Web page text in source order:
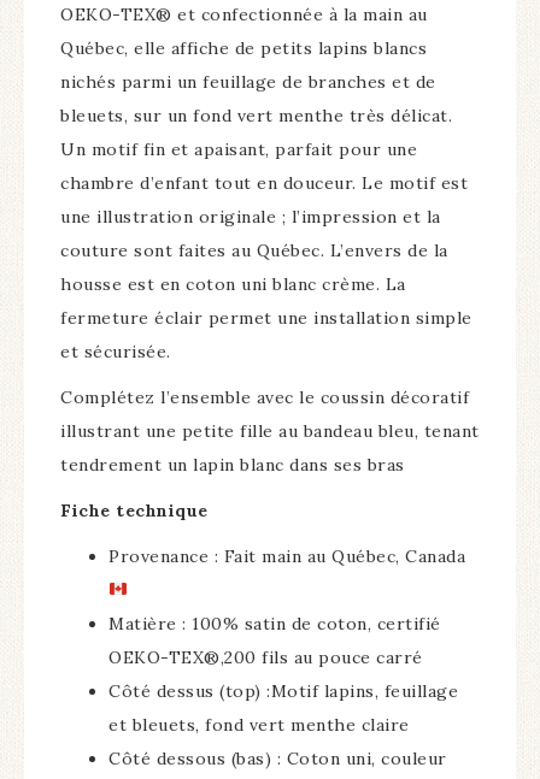
OEKO-TEX® et confectionnée à la main au
Québec, elle affiche de petits lapins blancs
nichés parmi un feuillage de branches et de
bleuets, sur un fond vert menthe très délicat.
Un motif fin et apaisant, parfait pour une
chambre d’enfant tout en douceur. Le motif est
une illustration originale ; l’impression et la
couture sont faites au Québec. L’envers de la
housse est en coton uni blanc crème. La
fermeture éclair permet une installation simple
et sécurisée.
Complétez l’ensemble avec le coussin décoratif
illustrant une petite fille au bandeau bleu, tenant
tendrement un lapin blanc dans ses bras
Fiche technique
Provenance : Fait main au Québec, Canada
Matière : 100% satin de coton, certifié
OEKO-TEX®,200 fils au pouce carré
Côté dessus (top) :Motif lapins, feuillage
et bleuets, fond vert menthe claire
Côté dessous (bas) : Coton uni, couleur